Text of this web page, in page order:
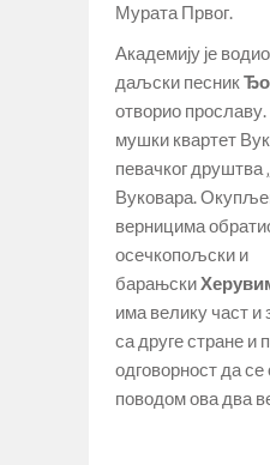
Мурата Првог.
Академију је
даљски песник
отворио
мушки квартет
певачког друштва
Вуковара.
верницима
осечкопољски и
барањски
има велику част
са друге стране и
одговорност да
поводом ова два